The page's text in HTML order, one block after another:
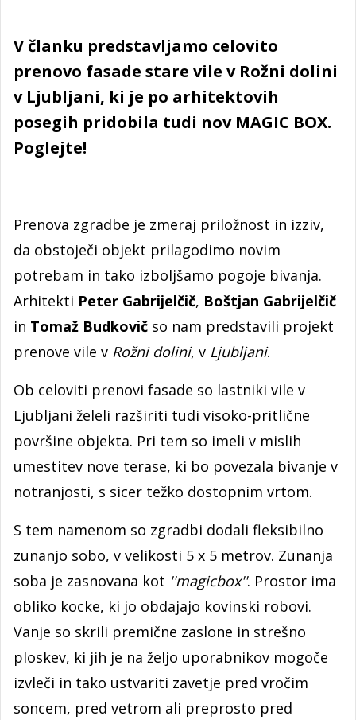
V članku predstavljamo celovito
prenovo fasade stare vile v Rožni dolini
v Ljubljani, ki je po arhitektovih
posegih pridobila tudi nov MAGIC BOX.
Poglejte!
Prenova zgradbe je zmeraj priložnost in izziv,
da obstoječi objekt prilagodimo novim
potrebam in tako izboljšamo pogoje bivanja.
Arhitekti Peter Gabrijelčič, Boštjan Gabrijelčič
in Tomaž Budkovič so nam predstavili projekt
prenove vile v Rožni dolini, v Ljubljani.
Ob celoviti prenovi fasade so lastniki vile v
Ljubljani želeli razširiti tudi visoko-pritlične
površine objekta. Pri tem so imeli v mislih
umestitev nove terase, ki bo povezala bivanje v
notranjosti, s sicer težko dostopnim vrtom.
S tem namenom so zgradbi dodali fleksibilno
zunanjo sobo, v velikosti 5 x 5 metrov. Zunanja
soba je zasnovana kot ''magicbox''. Prostor ima
obliko kocke, ki jo obdajajo kovinski robovi.
Vanje so skrili premične zaslone in strešno
ploskev, ki jih je na željo uporabnikov mogoče
izvleči in tako ustvariti zavetje pred vročim
soncem, pred vetrom ali preprosto pred